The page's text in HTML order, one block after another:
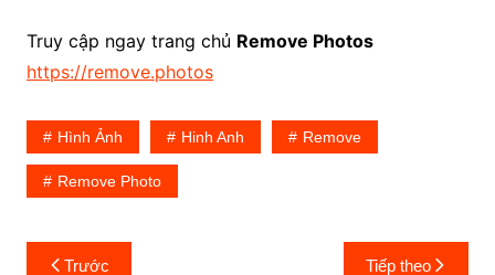
Truy cập ngay trang chủ Remove Photos
https://remove.photos
Hình Ảnh Hinh Anh Remove
Remove Photo
ĐiềuTrước Tiếp theo